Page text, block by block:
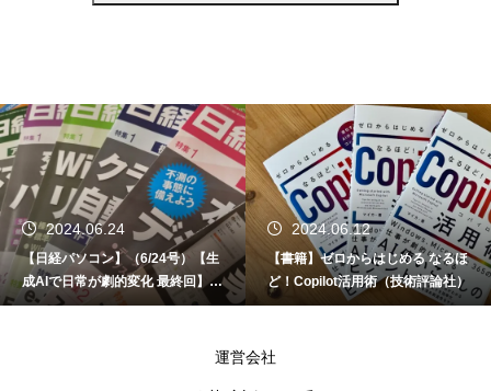
2024.06.24
【日経パソコン】（6/24号）【生
成AIで日常が劇的変化 最終回】 A
I時代のアプリケーション／サービ
2024.06.12
【書籍】ゼロからはじめる なるほ
ど！Copilot活用術（技術評論社）
運営会社